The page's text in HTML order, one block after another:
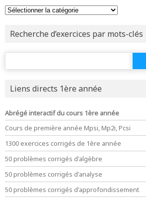
ou testerla page d'extraits libres
ou consulterle plan du site
Recherche d’exercices par mots-clés
Rechercher :
Liens directs 1ère année
Abrégé interactif du cours 1ère année
Cours de première année Mpsi, Mp2i, Pcsi
1300 exercices corrigés de 1ère année
50 problèmes corrigés d'algèbre
50 problèmes corrigés d'analyse
50 problèmes corrigés d'approfondissement